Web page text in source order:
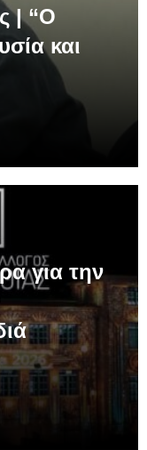
| “Ο
και
για την